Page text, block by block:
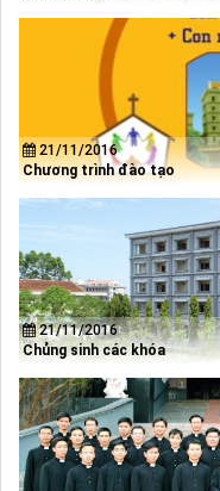
21/11/2016
Chương trình đào tạo
21/11/2016
Chủng sinh các khóa